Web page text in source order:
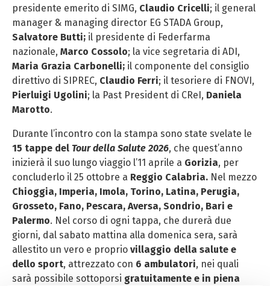
presidente emerito di SIMG, Claudio Cricelli; il general
manager & managing director EG STADA Group,
Salvatore Butti; il presidente di Federfarma
nazionale, Marco Cossolo; la vice segretaria di ADI,
Maria Grazia Carbonelli; il componente del consiglio
direttivo di SIPREC, Claudio Ferri; il tesoriere di FNOVI,
Pierluigi Ugolini; la Past President di CReI, Daniela
Marotto.
Durante l’incontro con la stampa sono state svelate le
15 tappe del Tour della Salute 2026, che quest’anno
inizierà il suo lungo viaggio l’11 aprile a Gorizia, per
concluderlo il 25 ottobre a Reggio Calabria. Nel mezzo
Chioggia, Imperia, Imola, Torino, Latina, Perugia,
Grosseto, Fano, Pescara, Aversa, Sondrio, Bari e
Palermo. Nel corso di ogni tappa, che durerà due
giorni, dal sabato mattina alla domenica sera, sarà
allestito un vero e proprio villaggio della salute e
dello sport, attrezzato con 6 ambulatori, nei quali
sarà possibile sottoporsi gratuitamente e in piena